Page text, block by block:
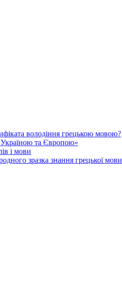
володіння грецькою мовою?
та Європою»
і мови
зразка знання грецької мови